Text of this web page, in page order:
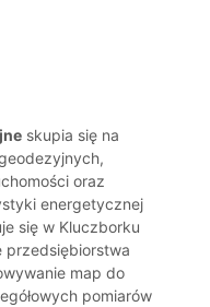
skupia się na
oraz
energetycznej
się w Kluczborku
przedsiębiorstwa
map do
pomiarów